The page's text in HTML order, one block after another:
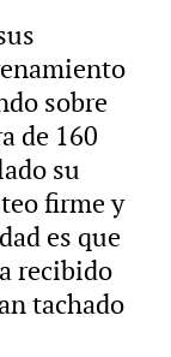
sobre
de 160
su
firme y
es que
recibido
tachado